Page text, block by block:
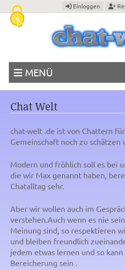
Einloggen
MENÜ
Chat Welt
chat-welt .de ist von Chattern
Gemeinschaft noch zu schätzen
Modern und fröhlich soll es bei
die wir Max genannt haben,
Chatalltag sehr.
Aber wir wollen auch im
verstehen.Auch wenn es nie
Meinung sind, so respektieren
und bleiben freundlich
jedem etwas lernen und so
Bereicherung sein .
Cookie-Einstellungen